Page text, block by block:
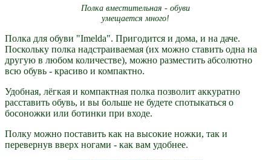
Полка вместительная - обуви
умещается много!
Полка для обуви "Imelda". Пригодится и дома, и на даче.
Поскольку полка надстраиваемая (их можно ставить одна на
другую в любом количестве), можно разместить абсолютно
всю обувь - красиво и компактно.
Удобная, лёгкая и компактная полка позволит аккуратно
расставить обувь, и вы больше не будете спотыкаться о
босоножки или ботинки при входе.
Полку можно поставить как на высокие ножки, так и
перевернув вверх ногами - как вам удобнее.